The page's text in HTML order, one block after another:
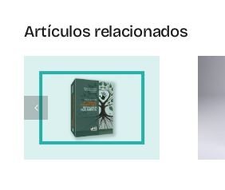
Artículos relacionados
La
Violencia
Adolescente
En Clave